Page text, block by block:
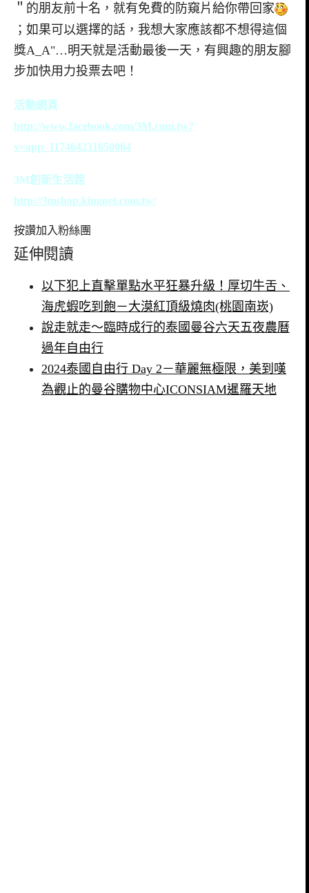
＂的朋友前十名，就有免費的防窺片給你帶回家
；如果可以選擇的話，我想大家應該都不想得這個
獎A_A"…明天就是活動最後一天，有興趣的朋友腳
步加快用力投票去吧！
活動網頁
http://www.facebook.com/3M.com.tw?
v=app_117464231650084
3M創新生活館
http://3mshop.kingnet.com.tw/
按讚加入粉絲團
延伸閱讀
以下犯上直擊單點水平狂暴升級！厚切牛舌、
海虎蝦吃到飽－大漠紅頂級燒肉(桃園南崁)
說走就走～臨時成行的泰國曼谷六天五夜農曆
過年自由行
2024泰國自由行 Day 2－華麗無極限，美到嘆
為觀止的曼谷購物中心ICONSIAM暹羅天地